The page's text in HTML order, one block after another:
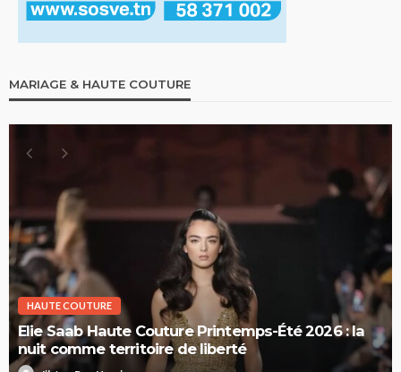
MARIAGE & HAUTE COUTURE
HAUTE COUTURE
Elie Saab Haute Couture Printemps-Été 2026 : la
nuit comme territoire de liberté